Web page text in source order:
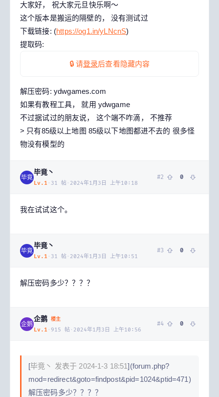
大家好， 祝大家元旦快乐啊～
这个版本是搬运的隔壁的， 没有测试过
下载链接: (https://og1.in/yLNcnS)
提取码:
🔒 请登录后查看隐藏内容
解压密码: ydwgames.com
如果有教程工具， 就用 ydwgame
不过据试过的朋友说， 这个端不咋滴， 不推荐
> 只有85级以上地图 85级以下地图都进不去的 很多怪
物没有模型的
毕竟
毕竟丶
Lv. 1 · 31 帖 · 2024年1月3日 上午10:18
#2 0
我在试试这个。
毕竟
毕竟丶
Lv. 1 · 31 帖 · 2024年1月3日 上午10:51
#3 0
解压密码多少？？？？
企鹅
企鹅 楼主
Lv. 1 · 915 帖 · 2024年1月3日 上午10:56
#4 0
[毕竟丶 发表于 2024-1-3 18:51](forum.php?
mod=redirect&goto=findpost&pid=1024&ptid=471)
解压密码多少？？？？